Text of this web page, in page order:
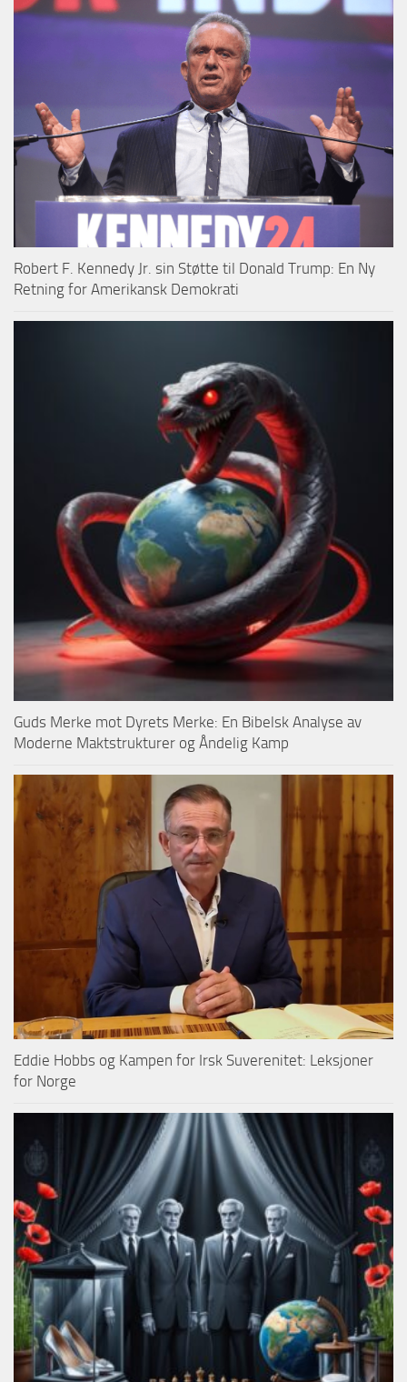
Robert F. Kennedy Jr. sin Støtte til Donald Trump: En Ny
Retning for Amerikansk Demokrati
Guds Merke mot Dyrets Merke: En Bibelsk Analyse av
Moderne Maktstrukturer og Åndelig Kamp
Eddie Hobbs og Kampen for Irsk Suverenitet: Leksjoner
for Norge